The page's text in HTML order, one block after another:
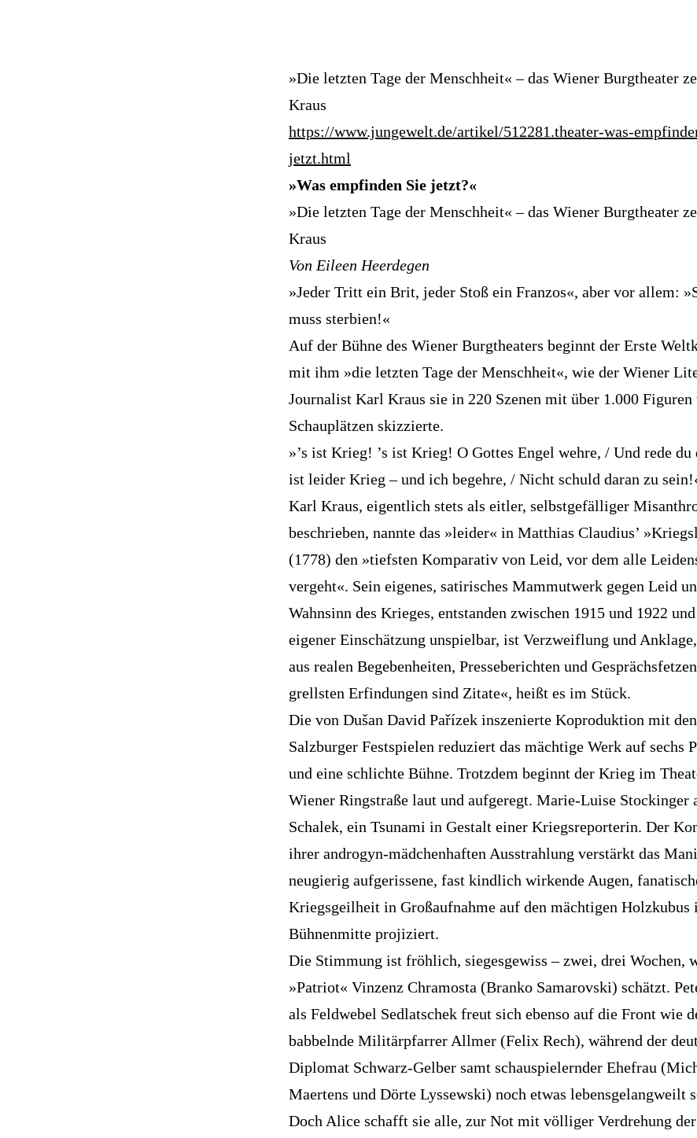
»Die letzten Tage der Menschheit« – das Wiener Burgtheater
Kraus
https://www.jungewelt.de/artikel/512281.theater-was-
jetzt.html
»Was empfinden Sie jetzt?«
»Die letzten Tage der Menschheit« – das Wiener Burgtheater
Kraus
Von Eileen Heerdegen
»Jeder Tritt ein Brit, jeder Stoß ein Franzos«, aber vor allem:
muss sterbien!«
Auf der Bühne des Wiener Burgtheaters beginnt der Erste
mit ihm »die letzten Tage der Menschheit«, wie der Wiener
Journalist Karl Kraus sie in 220 Szenen mit über 1.000 Figuren
Schauplätzen skizzierte.
»’s ist Krieg! ’s ist Krieg! O Gottes Engel wehre, / Und rede du
ist leider Krieg – und ich begehre, / Nicht schuld daran zu
Karl Kraus, eigentlich stets als eitler, selbstgefälliger
beschrieben, nannte das »leider« in Matthias Claudius’
(1778) den »tiefsten Komparativ von Leid, vor dem alle
vergeht«. Sein eigenes, satirisches Mammutwerk gegen Leid
Wahnsinn des Krieges, entstanden zwischen 1915 und 1922
eigener Einschätzung unspielbar, ist Verzweiflung und
aus realen Begebenheiten, Presseberichten und
grellsten Erfindungen sind Zitate«, heißt es im Stück.
Die von Dušan David Pařízek inszenierte Koproduktion mit den
Salzburger Festspielen reduziert das mächtige Werk auf sechs
und eine schlichte Bühne. Trotzdem beginnt der Krieg im
Wiener Ringstraße laut und aufgeregt. Marie-Luise Stockinger
Schalek, ein Tsunami in Gestalt einer Kriegsreporterin. Der
ihrer androgyn-mädchenhaften Ausstrahlung verstärkt das
neugierig aufgerissene, fast kindlich wirkende Augen,
Kriegsgeilheit in Großaufnahme auf den mächtigen Holzkubus
Bühnenmitte projiziert.
Die Stimmung ist fröhlich, siegesgewiss – zwei, drei Wochen,
»Patriot« Vinzenz Chramosta (Branko Samarovski) schätzt.
als Feldwebel Sedlatschek freut sich ebenso auf die Front wie
babbelnde Militärpfarrer Allmer (Felix Rech), während der
Diplomat Schwarz-Gelber samt schauspielernder Ehefrau
Maertens und Dörte Lyssewski) noch etwas lebensgelangweilt
Doch Alice schafft sie alle, zur Not mit völliger Verdrehung der